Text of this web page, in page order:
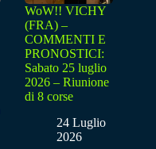
WoW!! VICHY
(FRA) –
COMMENTI E
PRONOSTICI:
Sabato 25 luglio
2026 – Riunione
di 8 corse
24 Luglio
2026